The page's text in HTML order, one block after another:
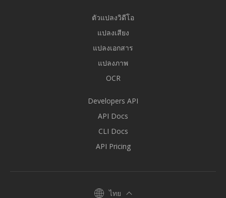
ตัวแปลงวิดีโอ
แปลงเสียง
แปลงเอกสาร
แปลงภาพ
OCR
Developers API
API Docs
CLI Docs
API Pricing
ไทย